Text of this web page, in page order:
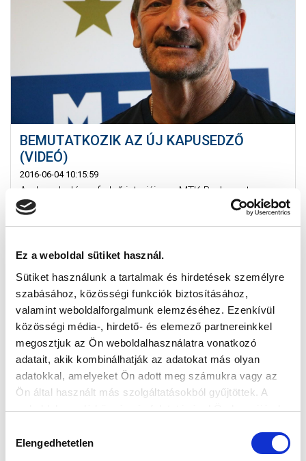
Ez a weboldal sütiket használ.
Sütiket használunk a tartalmak és hirdetések személyre
szabásához, közösségi funkciók biztosításához,
valamint weboldalforgalmunk elemzéséhez. Ezenkívül
közösségi média-, hirdető- és elemező partnereinkkel
megosztjuk az Ön weboldalhasználatra vonatkozó
adatait, akik kombinálhatják az adatokat más olyan
adatokkal, amelyeket Ön adott meg számukra vagy az
Ön által használt más szolgáltatásokból gyűjtöttek. A
weboldalon való böngészés folytatásával Ön hozzájárul a
kiválasztása
Elengedhetetlen
BEMUTATKOZIK AZ ÚJ KAPUSEDZŐ
(VIDEÓ)
2016-06-04 10:15:59
Andrusch József első interjúja az MTK Budapest
színeiben.